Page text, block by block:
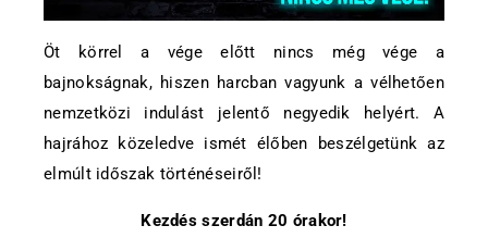
Öt körrel a vége előtt nincs még vége a
bajnokságnak, hiszen harcban vagyunk a vélhetően
nemzetközi indulást jelentő negyedik helyért. A
hajrához közeledve ismét élőben beszélgetünk az
elmúlt időszak történéseiről!
Kezdés szerdán 20 órakor!